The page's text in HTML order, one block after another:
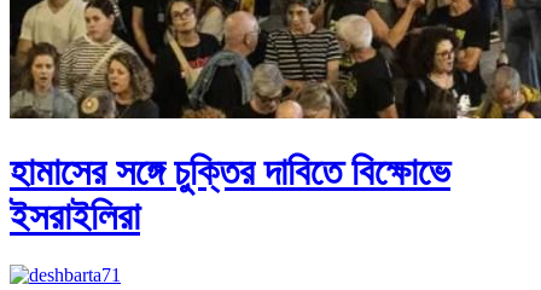
হামাসের সঙ্গে চুক্তির দাবিতে বিক্ষোভে
ইসরাইলিরা